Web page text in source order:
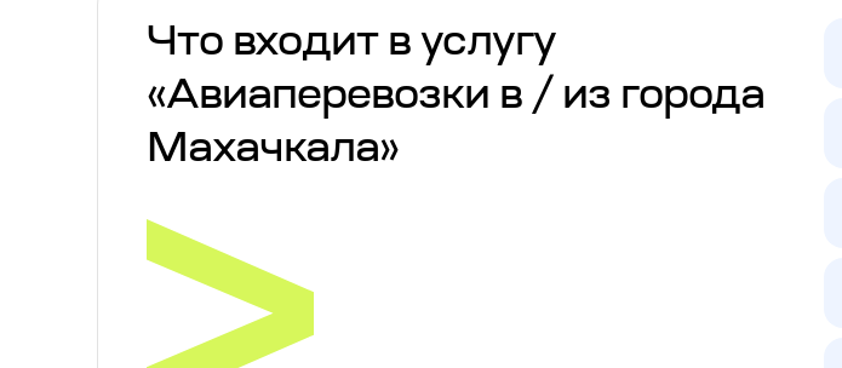
Что входит в услугу
«Авиаперевозки в / из города
Махачкала»